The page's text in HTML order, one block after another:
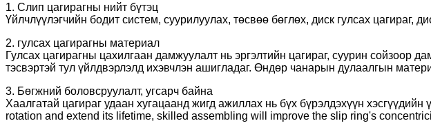
1. Слип цагирагны нийт бүтэц
Үйлчлүүлэгчийн бодит систем, суурилуулах, төсвөө бөглөх, диск гулсах цагираг,
2. гулсах цагирагны материал
Гулсах цагирагны цахилгаан дамжуулалт нь эргэлтийн цагираг, суурин сойзоор
тэсвэртэй тул үйлдвэрлэлд ихэвчлэн ашигладаг. Өндөр чанарын дулаалгын
3. Бөгжний боловсруулалт, угсарч байна
Хаалгатай цагираг удаан хугацаанд жигд ажиллах нь бүх бүрэлдэхүүн
rotation and extend its lifetime, skilled assembling will improve the slip ring's